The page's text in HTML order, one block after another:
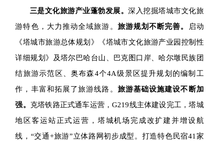
三是文化旅游产业蓬勃发展。深入挖掘塔城市文化旅
游特色，大力推动全域旅游。 旅游规划不断完善。
启动
《塔城市旅游总体规划》《塔城市文化旅游产业园控制性
详细规划》及塔尔巴哈台山、巴克图口岸、哈尔墩民族团
结旅游示范区、奥布森4个4A级景区提升规划的编制工
作，丰富和拓展了旅游线路。 旅游基础设施建设不断加
强。 克塔铁路正式通车运营，G219线主体建设完工，塔城
地区客运站正式运营，塔城机场完成改扩建并增设航
线，“交通+旅游”立体路网初步成型。打造特色民宿41家